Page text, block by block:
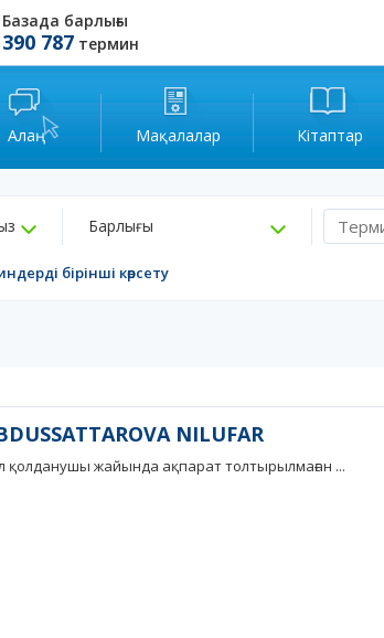
Базада барлығы
390 787 термин
Алаң Мақалалар Кітаптар
Барлығы
бірінші көрсету
NILUFAR
қолданушы жайында ақпарат толтырылмаған ...